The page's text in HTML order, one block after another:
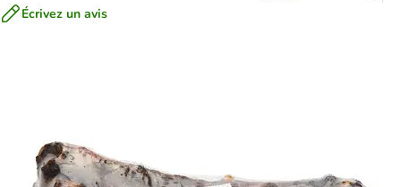
Écrivez un avis